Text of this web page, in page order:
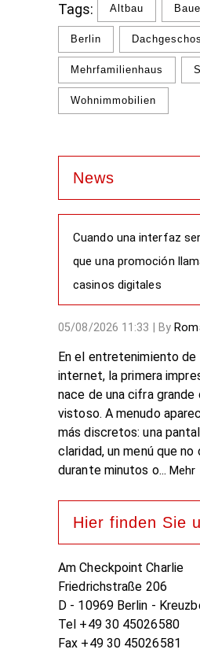
Tags: Altbau
Berlin
Mehrfamilienhaus
Wohnimmobilien
News
Cuando una interfaz
que una promoción
casinos digitales
05/08/2026 11:33 By
En el entretenimiento de
internet, la primera
nace de una cifra grande
vistoso. A menudo
más discretos: una
claridad, un menú que no
durante minutos o...
Hier finden Sie
Am Checkpoint Charlie
Friedrichstraße 206
D - 10969 Berlin -
Tel +49 30 45026580
Fax +49 30 45026581